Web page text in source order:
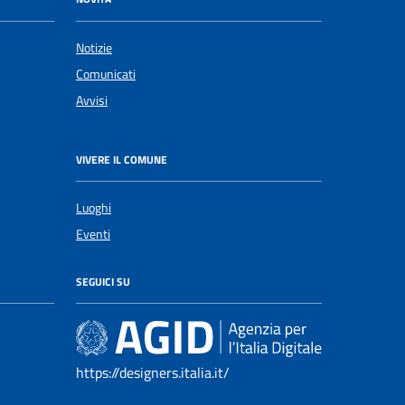
Notizie
Comunicati
Avvisi
VIVERE IL COMUNE
Luoghi
Eventi
SEGUICI SU
https://designers.italia.it/